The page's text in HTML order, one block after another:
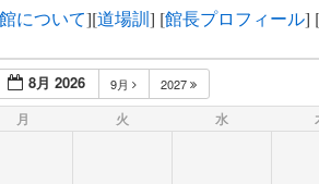
について][道場訓] [館長プロフィール] [
8月 2026 9月 2027
月 火 水